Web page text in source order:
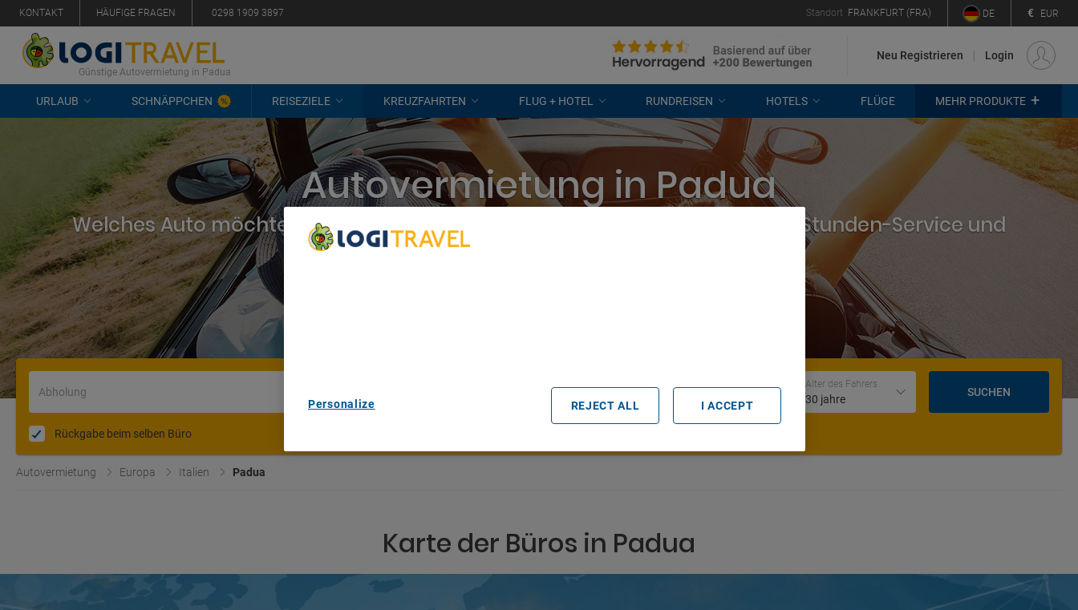
KONTAKT HÄUFIGE FRAGEN 0298 1909 3897 Standort FRANKFURT (FRA) DE € EUR
Günstige Autovermietung in Padua
Neu Registrieren Login
URLAUB SCHNÄPPCHEN REISEZIELE KREUZFAHRTEN FLUG + HOTEL RUNDREISEN HOTELS FLÜGE MEHR PRODUKTE +
Autovermietung in Padua
Welches Auto möchten Sie mieten? Wir vergleichen alle Unternehmen, 24-Stunden-Service und
kostenlose Stornierung
Abholung
Alter des Fahrers
30 jahre
SUCHEN
Rückgabe beim selben Büro
Autovermietung Europa Italien Padua
Karte der Büros in Padua
Personalize REJECT ALL I ACCEPT